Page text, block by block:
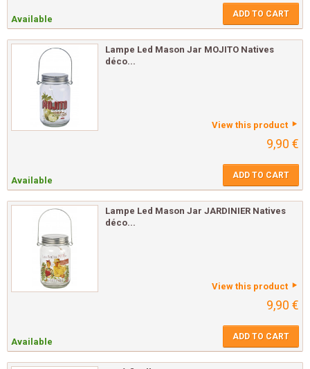
Available ADD TO CART
Lampe Led Mason Jar MOJITO Natives
déco...
View this product
9,90 €
Available ADD TO CART
Lampe Led Mason Jar JARDINIER Natives
déco...
View this product
9,90 €
Available ADD TO CART